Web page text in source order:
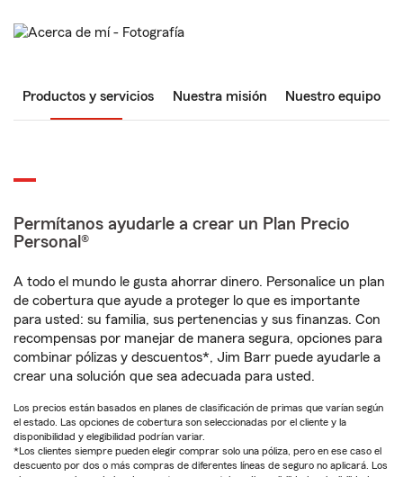
Productos y servicios Nuestra misión Nuestro equipo
Permítanos ayudarle a crear un Plan Precio
Personal®
A todo el mundo le gusta ahorrar dinero. Personalice un plan
de cobertura que ayude a proteger lo que es importante
para usted: su familia, sus pertenencias y sus finanzas. Con
recompensas por manejar de manera segura, opciones para
combinar pólizas y descuentos*, Jim Barr puede ayudarle a
crear una solución que sea adecuada para usted.
Los precios están basados en planes de clasificación de primas que varían según
el estado. Las opciones de cobertura son seleccionadas por el cliente y la
disponibilidad y elegibilidad podrían variar.
*Los clientes siempre pueden elegir comprar solo una póliza, pero en ese caso el
descuento por dos o más compras de diferentes líneas de seguro no aplicará. Los